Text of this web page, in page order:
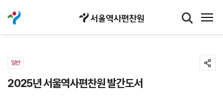
일반
2025년 서울역사편찬원 발간도서